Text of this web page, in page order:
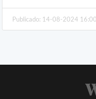
Publicado: 14-08-2024 16:00